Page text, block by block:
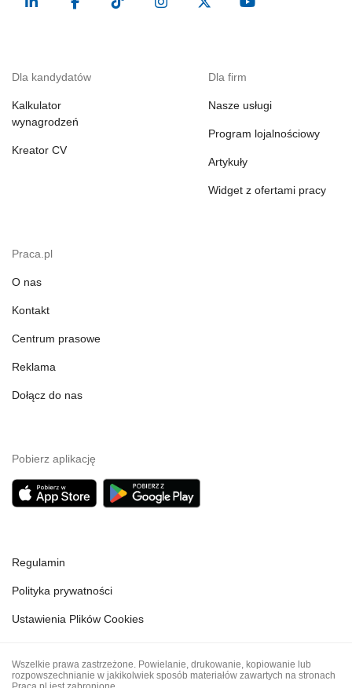
Dla kandydatów
Kalkulator
wynagrodzeń
Kreator CV
Dla firm
Nasze usługi
Program lojalnościowy
Artykuły
Widget z ofertami pracy
Praca.pl
O nas
Kontakt
Centrum prasowe
Reklama
Dołącz do nas
Pobierz aplikację
Regulamin
Polityka prywatności
Ustawienia Plików Cookies
Wszelkie prawa zastrzeżone. Powielanie, drukowanie, kopiowanie lub
rozpowszechnianie w jakikolwiek sposób materiałów zawartych na stronach